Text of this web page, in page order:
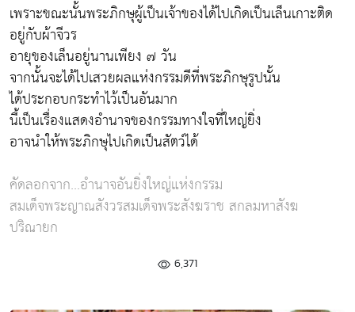
เพราะขณะนั้นพระภิกษุผู้เป็นเจ้าของได้ไปเกิดเป็นเล็นเกาะติด
อยู่กับผ้าจีวร
อายุของเล็นอยู่นานเพียง ๗ วัน
จากนั้นจะได้ไปเสวยผลแห่งกรรมดีที่พระภิกษุรูปนั้น
ได้ประกอบกระทำไว้เป็นอันมาก
นี้เป็นเรื่องแสดงอำนาจของกรรมทางใจที่ใหญ่ยิ่ง
อาจนำให้พระภิกษุไปเกิดเป็นสัตว์ได้
คัดลอกจาก...อำนาจอันยิ่งใหญ่แห่งกรรม
สมเด็จพระญาณสังวรสมเด็จพระสังฆราช สกลมหาสังฆ
ปริณายก
6,371